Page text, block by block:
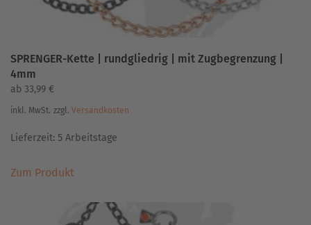
SPRENGER-Kette | rundgliedrig | mit Zugbegrenzung |
4mm
ab 33,99 €
inkl. MwSt. zzgl. Versandkosten
Lieferzeit: 5 Arbeitstage
Zum ProduktProdukt
mehrere